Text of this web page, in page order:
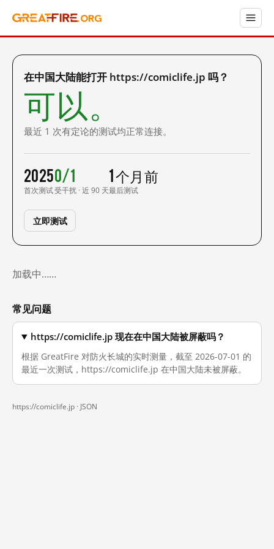
在中国大陆能打开 https://comiclife.jp 吗？
可以。
最近 1 次有定论的测试均正常连接。
2025
首次测试
0/1
受干扰 · 近 90 天
1 个月前
最后测试
立即测试
加载中……
常见问题
https://comiclife.jp 现在在中国大陆被屏蔽吗？
根据 GreatFire 对防火长城的实时测量，截至 2026-07-01 的
最近一次测试，https://comiclife.jp 在中国大陆未被屏蔽。
https://comiclife.jp · JSON